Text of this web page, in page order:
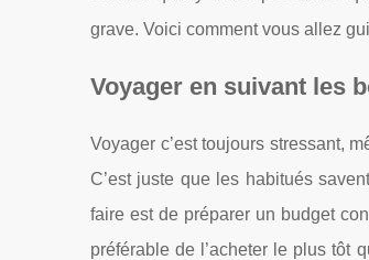
grave. Voici comment vous allez
Voyager en suivant les
Voyager c’est toujours stressant,
C’est juste que les habitués
faire est de préparer un budget
préférable de l’acheter le plus tôt